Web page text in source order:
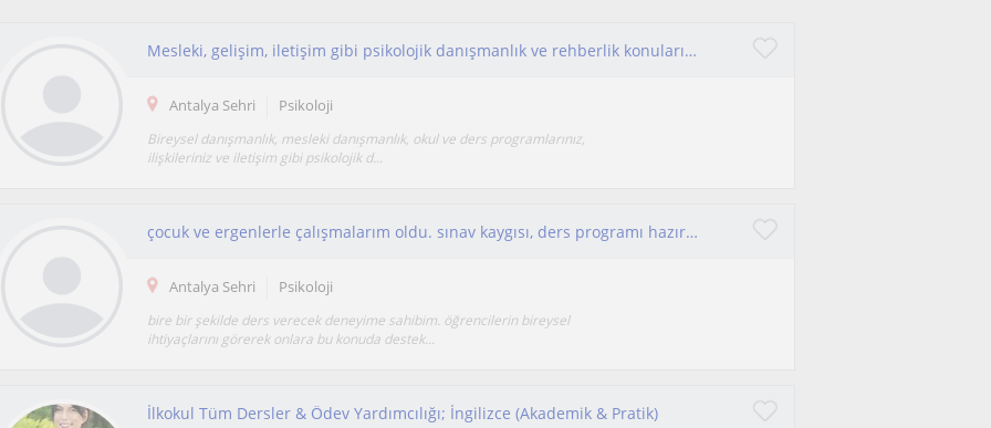
Mesleki, gelişim, iletişim gibi psikolojik danışmanlık ve rehberlik konularında yol arkadaşınız olmaktan mutluluk duyarım.
Antalya Sehri Psikoloji
Bireysel danışmanlık, mesleki danışmanlık, okul ve ders programlarınız,
ilişkileriniz ve iletişim gibi psikolojik d...
çocuk ve ergenlerle çalışmalarım oldu. sınav kaygısı, ders programı hazırlama gibi birçok alanda öğrencilerle bir araya geldim.
Antalya Sehri Psikoloji
bire bir şekilde ders verecek deneyime sahibim. öğrencilerin bireysel
ihtiyaçlarını görerek onlara bu konuda destek...
İlkokul Tüm Dersler & Ödev Yardımcılığı; İngilizce (Akademik & Pratik)